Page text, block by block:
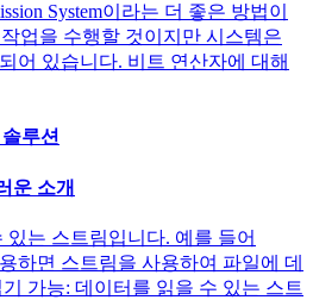
System이라는 더 좋은 방법이
업을 수행할 것이지만 시스템은
어 있습니다. 비트 연산자에 대해
루션
운 소개
는 스트림입니다. 예를 들어
용하면 스트림을 사용하여 파일에 데
가능: 데이터를 읽을 수 있는 스트